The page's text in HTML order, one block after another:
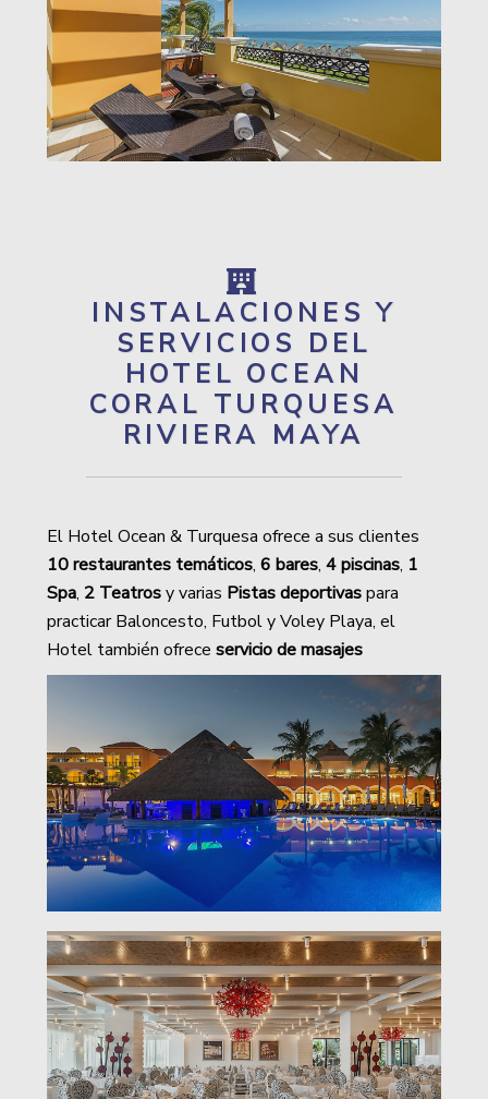
INSTALACIONES Y
SERVICIOS DEL
HOTEL OCEAN
CORAL TURQUESA
RIVIERA MAYA
El Hotel Ocean & Turquesa ofrece a sus clientes
10 restaurantes temáticos, 6 bares, 4 piscinas, 1
Spa, 2 Teatrosy varias Pistas deportivaspara
practicar Baloncesto, Futbol y Voley Playa, el
Hotel también ofrece servicio de masajes